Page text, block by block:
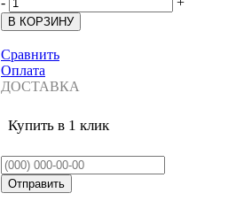
Сравнить
Оплата
ДОСТАВКА
Купить в 1 клик